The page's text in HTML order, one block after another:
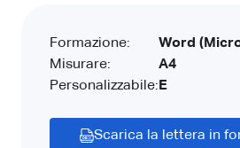
Formazione:
Misurare:
Personalizzabile:
Word
A4
E
Scarica la lettera in